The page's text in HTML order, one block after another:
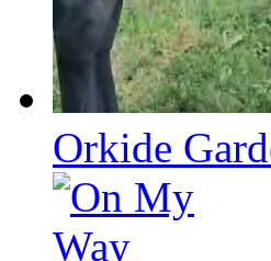
Orkide